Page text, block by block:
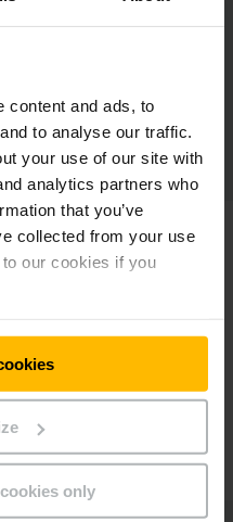
content and ads, to
to analyse our traffic.
your use of our site with
analytics partners who
that you’ve
collected from your use
our cookies if you
only
PACKAGING
– das
von
perfekte
anspruchsvolle